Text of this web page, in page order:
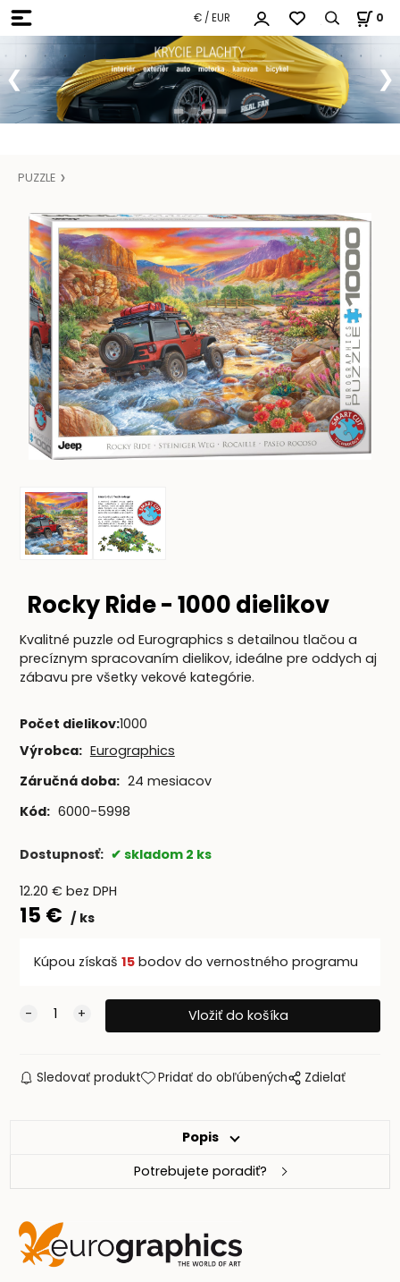
€ / EUR 0
PUZZLE
Rocky Ride - 1000 dielikov
Kvalitné puzzle od Eurographics s detailnou tlačou a
precíznym spracovaním dielikov, ideálne pre oddych aj
zábavu pre všetky vekové kategórie.
Počet dielikov:1000
Výrobca: Eurographics
Záručná doba: 24 mesiacov
Kód: 6000-5998
Dostupnosť: skladom 2 ks
12.20 € bez DPH
15 € ks
Kúpou získaš 15bodov do vernostného programu
Sledovať produkt Pridať do obľúbených Zdielať
Popis
Potrebujete poradiť?